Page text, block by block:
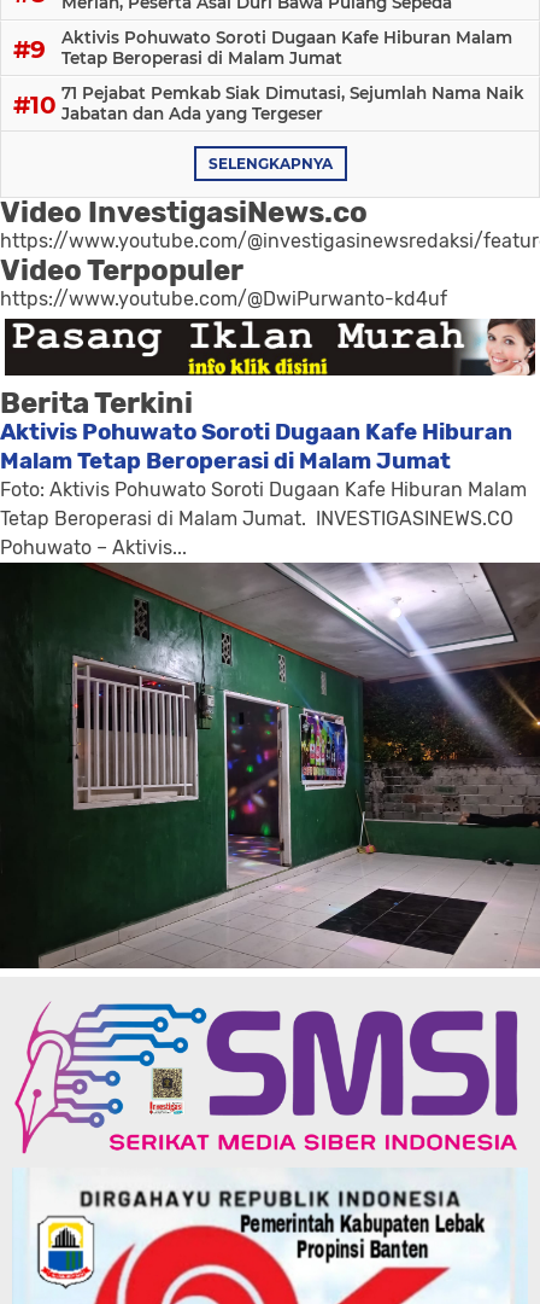
Aktivis Pohuwato Soroti Dugaan Kafe Hiburan Malam
Tetap Beroperasi di Malam Jumat
71 Pejabat Pemkab Siak Dimutasi, Sejumlah Nama Naik
Jabatan dan Ada yang Tergeser
SELENGKAPNYA
Video InvestigasiNews.co
https://www.youtube.com/@investigasinewsredaksi/
Video Terpopuler
https://www.youtube.com/@DwiPurwanto-kd4uf
Berita Terkini
Aktivis Pohuwato Soroti Dugaan Kafe Hiburan
Malam Tetap Beroperasi di Malam Jumat
Foto: Aktivis Pohuwato Soroti Dugaan Kafe Hiburan Malam
Tetap Beroperasi di Malam Jumat. INVESTIGASINEWS.CO
Pohuwato – Aktivis...